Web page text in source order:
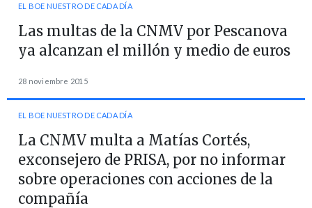
EL BOE NUESTRO DE CADA DÍA
Las multas de la CNMV por Pescanova
ya alcanzan el millón y medio de euros
28 noviembre 2015
EL BOE NUESTRO DE CADA DÍA
La CNMV multa a Matías Cortés,
exconsejero de PRISA, por no informar
sobre operaciones con acciones de la
compañía